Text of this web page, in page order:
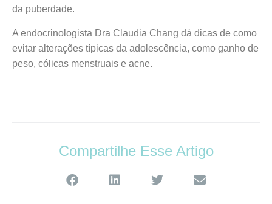
da puberdade.
A endocrinologista Dra Claudia Chang dá dicas de como
evitar alterações típicas da adolescência, como ganho de
peso, cólicas menstruais e acne.
Compartilhe Esse Artigo